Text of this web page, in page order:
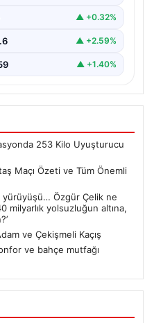
▲ +0.32%
▲ +2.59%
▲ +1.40%
253 Kilo Uyuşturucu
Maçı Özeti ve Tüm Önemli
yürüyüşü… Özgür Çelik ne
milyarlık yolsuzluğun altına,
ve Çekişmeli Kaçış
ve bahçe mutfağı